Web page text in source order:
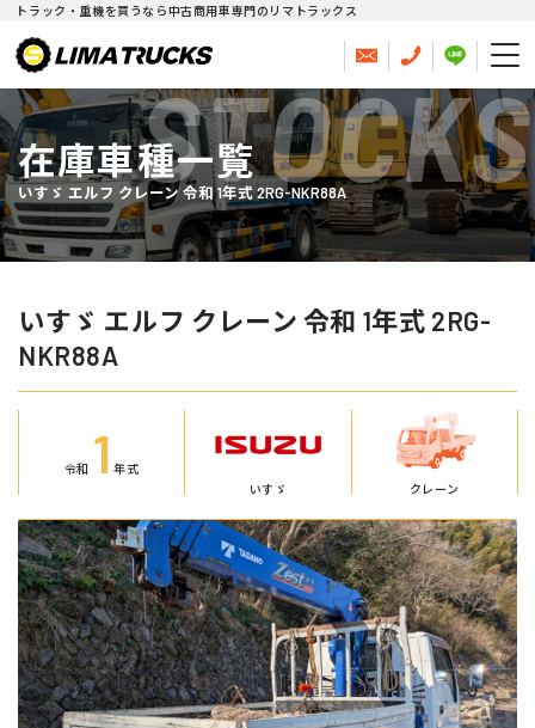
トラック・重機を買うなら中古商用車専門のリマトラックス
在庫車種一覧
いすゞ エルフ クレーン 令和 1年式 2RG-NKR88A
STOCKS
いすゞ エルフ クレーン 令和 1年式 2RG-
NKR88A
令和 1 年式
いすゞ
クレーン